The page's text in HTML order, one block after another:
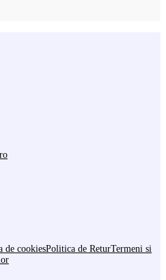
de cookiesPolitica de ReturTermeni si